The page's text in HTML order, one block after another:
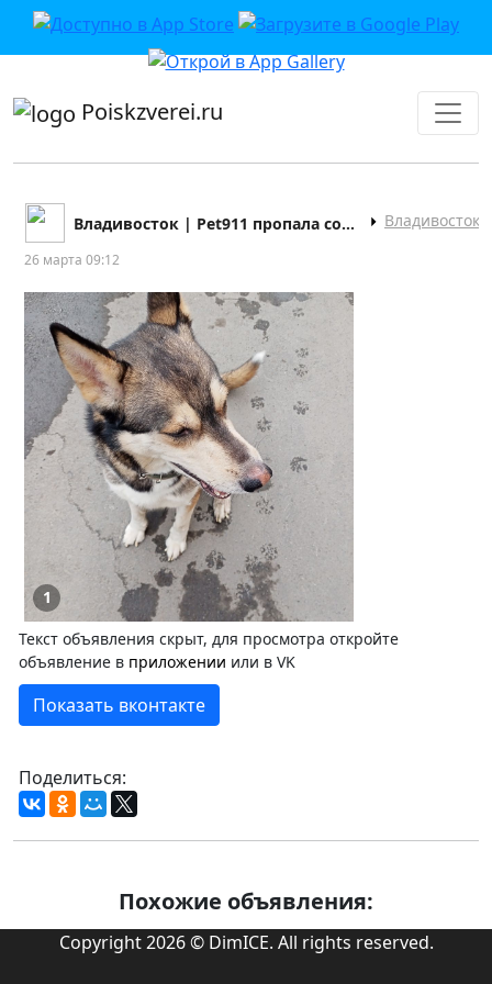
приложении или в VK">
Poiskzverei.ru
Владивосток | Pet911 пропала собака кошка Владивосток
26 марта 09:12
1
Текст объявления скрыт, для просмотра откройте
объявление в приложении или в VK
Показать вконтакте
Поделиться:
Похожие объявления:
Copyright 2026 © DimICE. All rights reserved.